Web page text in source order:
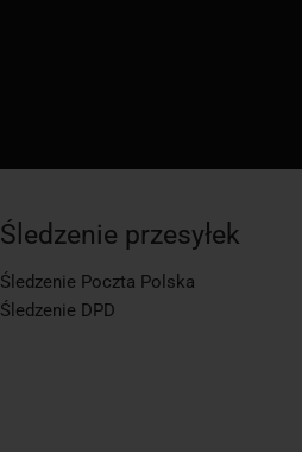
Śledzenie przesyłek
Śledzenie Poczta Polska
Śledzenie DPD